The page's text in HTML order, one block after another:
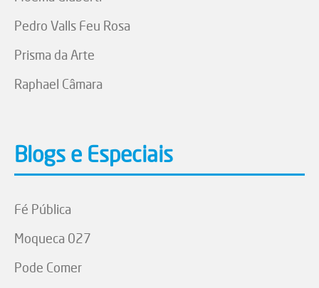
Pedro Valls Feu Rosa
Prisma da Arte
Raphael Câmara
Blogs e Especiais
Fé Pública
Moqueca 027
Pode Comer